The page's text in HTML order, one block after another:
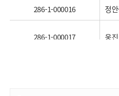
286-1-000016 정
286-1-000017 웅